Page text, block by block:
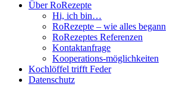
Über RoRezepte
Hi, ich bin…
RoRezepte – wie alles begann
RoRezeptes Referenzen
Kontaktanfrage
Kooperations-möglichkeiten
Kochlöffel trifft Feder
Datenschutz